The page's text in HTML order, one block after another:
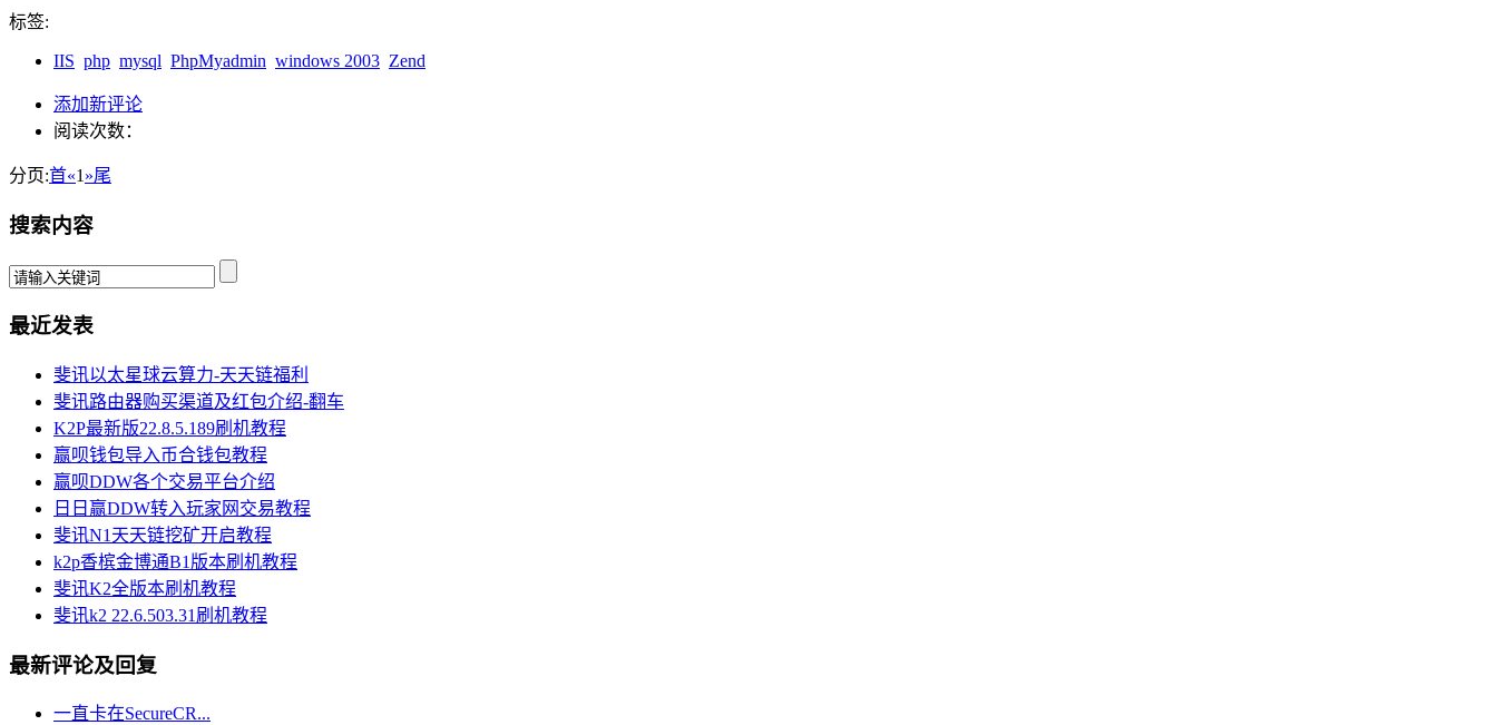
标签:
IIS php mysql PhpMyadmin windows 2003 Zend
添加新评论
阅读次数：
分页:首«1 »尾
搜索内容
最近发表
斐讯以太星球云算力-天天链福利
斐讯路由器购买渠道及红包介绍-翻车
K2P最新版22.8.5.189刷机教程
赢呗钱包导入币合钱包教程
赢呗DDW各个交易平台介绍
日日赢DDW转入玩家网交易教程
斐讯N1天天链挖矿开启教程
k2p香槟金博通B1版本刷机教程
斐讯K2全版本刷机教程
斐讯k2 22.6.503.31刷机教程
最新评论及回复
一直卡在SecureCR...